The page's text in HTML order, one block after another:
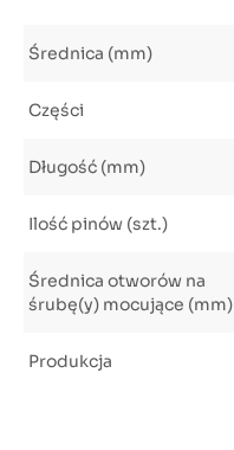
Średnica (mm)
Części
Długość (mm)
Ilość pinów (szt.)
Średnica otworów na
śrubę(y) mocujące (mm)
Produkcja